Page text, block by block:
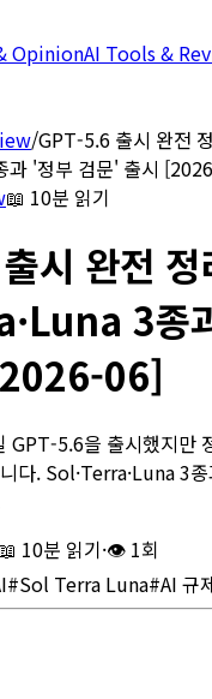
OpinionAI Tools &
/GPT-5.6 출시 완전
과 '정부 검문' 출시
📖 10분 읽기
시 완전 정
3종
06]
GPT-5.6을 출시했지만
다. Sol·Terra·Luna 3
📖 10분 읽기·👁 1회
#Sol Terra Luna#AI 규